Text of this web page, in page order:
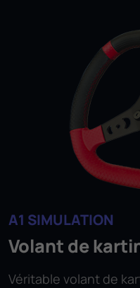
A1 SIMULATION
Volant de
Véritable volant de